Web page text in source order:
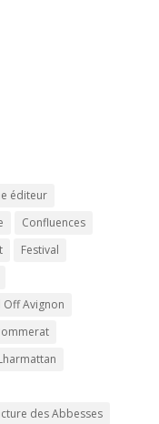
éditeur
Confluences
Festival
Off Avignon
des Abbesses